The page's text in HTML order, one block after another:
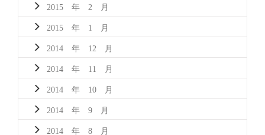
2015 年 2 月
2015 年 1 月
2014 年 12 月
2014 年 11 月
2014 年 10 月
2014 年 9 月
2014 年 8 月